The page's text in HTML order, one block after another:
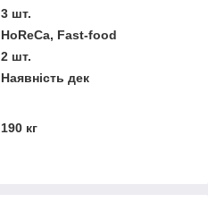
3 шт.
HoReCa, Fast-food
2 шт.
Наявність дек
190 кг